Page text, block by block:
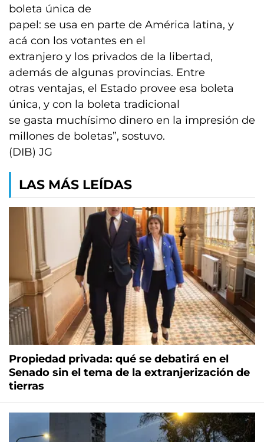
boleta única de
papel: se usa en parte de América latina, y
acá con los votantes en el
extranjero y los privados de la libertad,
además de algunas provincias. Entre
otras ventajas, el Estado provee esa boleta
única, y con la boleta tradicional
se gasta muchísimo dinero en la impresión de
millones de boletas”, sostuvo.
(DIB) JG
LAS MÁS LEÍDAS
Propiedad privada: qué se debatirá en el
Senado sin el tema de la extranjerización de
tierras